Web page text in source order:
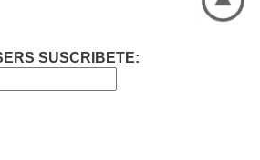
SUSCRIBETE: